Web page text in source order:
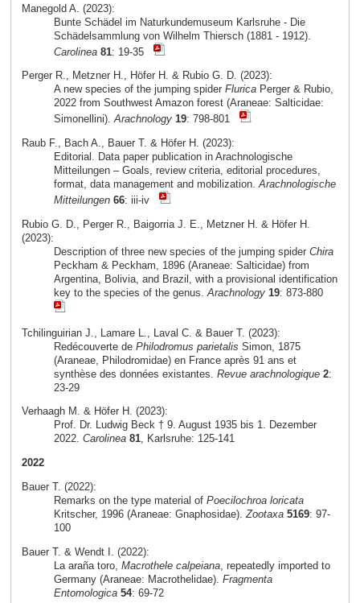
Manegold A. (2023):
Bunte Schädel im Naturkundemuseum Karlsruhe - Die
Schädelsammlung von Wilhelm Thiersch (1881 - 1912).
Carolinea 81: 19-35
Perger R., Metzner H., Höfer H. & Rubio G. D. (2023):
A new species of the jumping spider FluricaPerger & Rubio,
2022 from Southwest Amazon forest (Araneae: Salticidae:
Simonellini).Arachnology 19: 798-801
Raub F., Bach A., Bauer T. & Höfer H. (2023):
Editorial. Data paper publication in Arachnologische
Mitteilungen – Goals, review criteria, editorial procedures,
format, data management and mobilization.Arachnologische
Mitteilungen 66: iii-iv
Rubio G. D., Perger R., Baigorria J. E., Metzner H. & Höfer H.
(2023):
Description of three new species of the jumping spider Chira
Peckham & Peckham, 1896 (Araneae: Salticidae) from
Argentina, Bolivia, and Brazil, with a provisional identification
key to the species of the genus. Arachnology 19: 873-880
Tchilinguirian J., Lamare L., Laval C. & Bauer T. (2023):
Redécouverte de Philodromus parietalis Simon, 1875
(Araneae, Philodromidae) en France après 91 ans et
synthèse des données existantes. Revue arachnologique 2:
23-29
Verhaagh M. & Höfer H. (2023):
Prof. Dr. Ludwig Beck † 9. August 1935 bis 1. Dezember
2022. Carolinea 81, Karlsruhe: 125-141
2022
Bauer T. (2022):
Remarks on the type material of Poecilochroa loricata
Kritscher, 1996 (Araneae: Gnaphosidae).Zootaxa 5169: 97-
100
Bauer T. & Wendt I. (2022):
La araña toro, Macrothele calpeiana, repeatedly imported to
Germany (Araneae: Macrothelidae). Fragmenta
Entomologica 54: 69-72